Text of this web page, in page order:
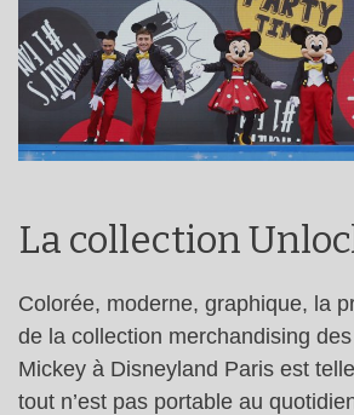
La collection
Colorée, moderne, graphique, la
de la collection merchandising
Mickey à Disneyland Paris est
tout n’est pas portable au